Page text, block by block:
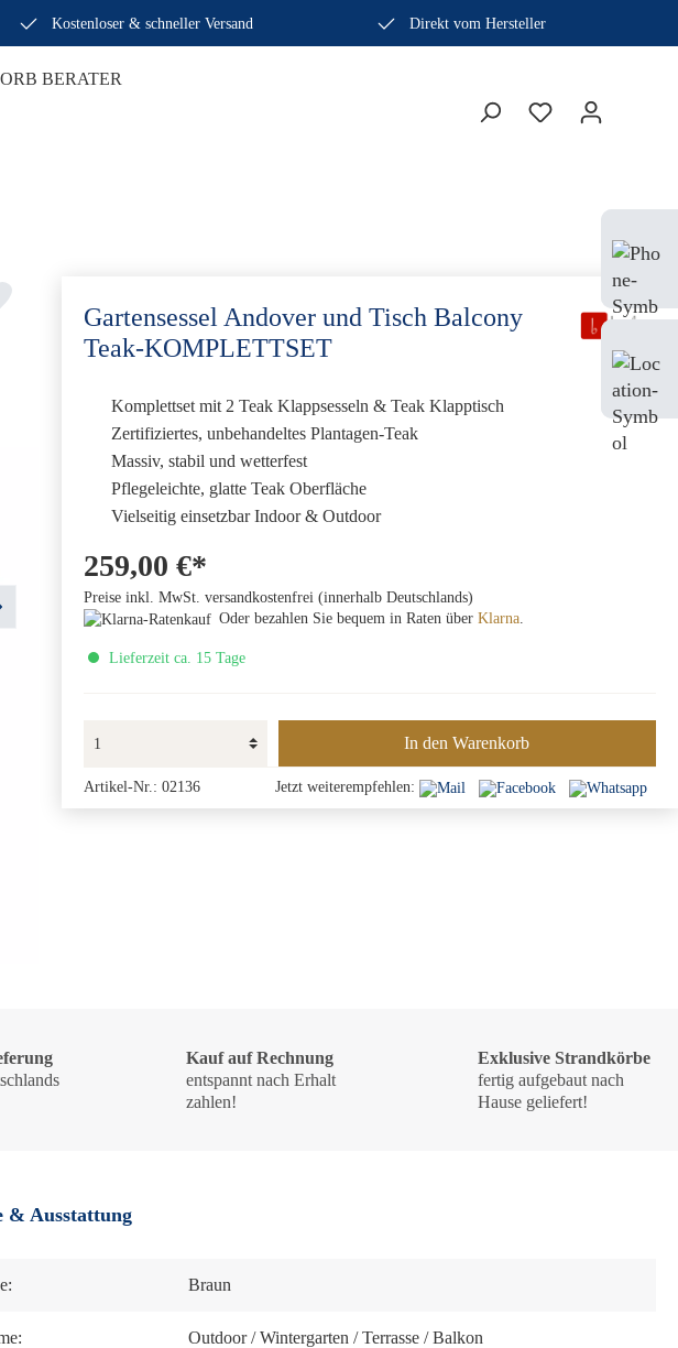
Kostenloser & schneller Versand Direkt vom Hersteller
BERATER
Gartensessel Andover und Tisch Balcony
Teak-KOMPLETTSET
Komplettset mit 2 Teak Klappsesseln & Teak Klapptisch
Zertifiziertes, unbehandeltes Plantagen-Teak
Massiv, stabil und wetterfest
Pflegeleichte, glatte Teak Oberfläche
Vielseitig einsetzbar Indoor & Outdoor
259,00 €*
Preise inkl. MwSt. versandkostenfrei (innerhalb Deutschlands)
Oder bezahlen Sie bequem in Raten über Klarna.
Lieferzeit ca. 15 Tage
In den Warenkorb
Artikel-Nr.: 02136 Jetzt weiterempfehlen:
Kauf auf Rechnung
entspannt nach Erhalt
zahlen!
Exklusive Strandkörbe
fertig aufgebaut nach
Hause geliefert!
& Ausstattung
Braun
Outdoor / Wintergarten / Terrasse / Balkon